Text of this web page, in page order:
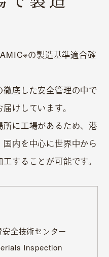
の製造基準適合確
底した安全管理の中で
けしています。
に⼯場があるため、港
内を中心に世界中から
することが可能です。
全技術センター
Inspection